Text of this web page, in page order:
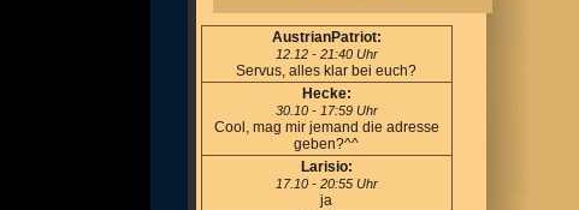
AustrianPatriot:
12.12 - 21:40 Uhr
Servus, alles klar bei euch?
Hecke:
30.10 - 17:59 Uhr
Cool, mag mir jemand die adresse
geben?^^
Larisio:
17.10 - 20:55 Uhr
ja